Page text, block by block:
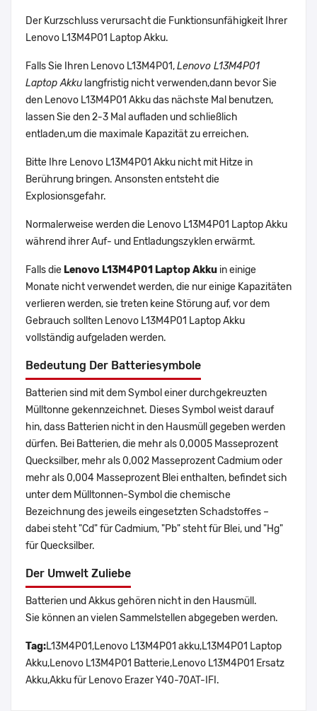
Der Kurzschluss verursacht die Funktionsunfähigkeit Ihrer
Lenovo L13M4P01 Laptop Akku.
Falls Sie Ihren Lenovo L13M4P01,Lenovo L13M4P01
Laptop Akku langfristig nicht verwenden,dann bevor Sie
den Lenovo L13M4P01 Akku das nächste Mal benutzen,
lassen Sie den 2-3 Mal aufladen und schließlich
entladen,um die maximale Kapazität zu erreichen.
Bitte Ihre Lenovo L13M4P01 Akku nicht mit Hitze in
Berührung bringen. Ansonsten entsteht die
Explosionsgefahr.
Normalerweise werden die Lenovo L13M4P01 Laptop Akku
während ihrer Auf- und Entladungszyklen erwärmt.
Falls die Lenovo L13M4P01 Laptop Akku in einige
Monate nicht verwendet werden, die nur einige Kapazitäten
verlieren werden, sie treten keine Störung auf, vor dem
Gebrauch sollten Lenovo L13M4P01 Laptop Akku
vollständig aufgeladen werden.
Bedeutung Der Batteriesymbole
Batterien sind mit dem Symbol einer durchgekreuzten
Mülltonne gekennzeichnet. Dieses Symbol weist darauf
hin, dass Batterien nicht in den Hausmüll gegeben werden
dürfen. Bei Batterien, die mehr als 0,0005 Masseprozent
Quecksilber, mehr als 0,002 Masseprozent Cadmium oder
mehr als 0,004 Masseprozent Blei enthalten, befindet sich
unter dem Mülltonnen-Symbol die chemische
Bezeichnung des jeweils eingesetzten Schadstoffes –
dabei steht "Cd" für Cadmium, "Pb" steht für Blei, und "Hg"
für Quecksilber.
Der Umwelt Zuliebe
Batterien und Akkus gehören nicht in den Hausmüll.
Sie können an vielen Sammelstellen abgegeben werden.
Tag:L13M4P01,Lenovo L13M4P01 akku,L13M4P01 Laptop
Akku,Lenovo L13M4P01 Batterie,Lenovo L13M4P01 Ersatz
Akku,Akku für Lenovo Erazer Y40-70AT-IFI.